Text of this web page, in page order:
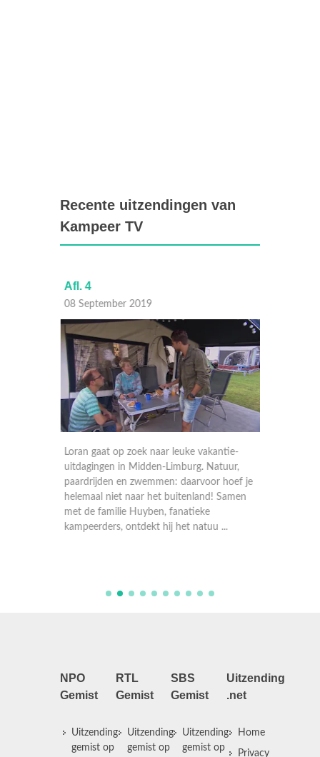
Recente uitzendingen van
Kampeer TV
Afl. 4
08 September 2019
Loran gaat op zoek naar leuke vakantie-
uitdagingen in Midden-Limburg. Natuur,
paardrijden en zwemmen: daarvoor hoef je
helemaal niet naar het buitenland! Samen
met de familie Huyben, fanatieke
kampeerders, ontdekt hij het natuu ...
NPO
Gemist
Uitzending
gemist op
RTL
Gemist
Uitzending
gemist op
SBS
Gemist
Uitzending
gemist op
Uitzending
.net
Home
Privacy